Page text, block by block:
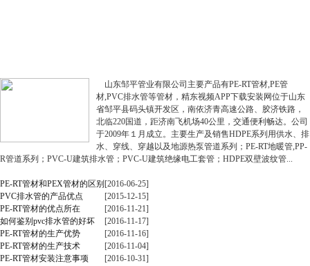
山东邹平管业有限公司主要产品有PE-RT管材,PE管
材,PVC排水管等管材，精东视频APP下载安装网位于山东
省邹平县码头镇开发区，南依济青高速公路、胶济铁路，
北临220国道，距济南飞机场40公里，交通便利畅达。公司
于2009年１月成立。主要生产及销售HDPE系列用供水、排
水、穿线、穿越以及地源热泵管道系列；PE-RT地暖管,PP-
R管道系列；PVC-U建筑排水管；PVC-U建筑绝缘电工套管；HDPE双壁波纹管...
PE-RT管材和PEX管材的区别 [2016-06-25]
PVC排水管的产品优点
[2015-12-15]
PE-RT管材的优点所在
[2016-11-21]
如何鉴别pvc排水管的好坏
[2016-11-17]
PE-RT管材的生产优势
[2016-11-16]
PE-RT管材的生产技术
[2016-11-04]
PE-RT管材安装注意事项
[2016-10-31]